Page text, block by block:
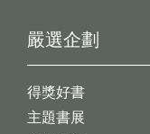
嚴選企劃
得獎好書
主題書展